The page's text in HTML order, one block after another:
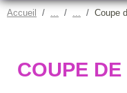
Accueil Coupe
COUPE